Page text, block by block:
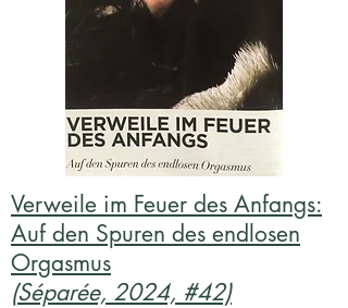
Verweile im Feuer des Anfangs:
Auf den Spuren des endlosen
Orgasmus
(Séparée, 2024, #42)